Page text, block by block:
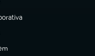
aba)
aba)
aba)